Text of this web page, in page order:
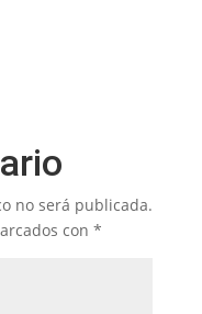
no será publicada.
con *